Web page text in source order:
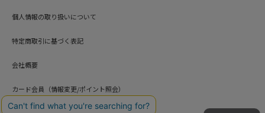
個人情報の取り扱いについて
特定商取引に基づく表記
会社概要
カード会員（情報変更/ポイント照会）